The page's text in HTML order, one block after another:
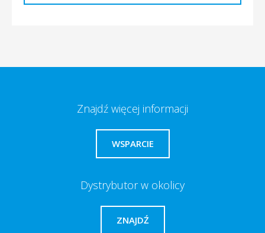
Znajdź więcej informacji
WSPARCIE
Dystrybutor w okolicy
ZNAJDŹ